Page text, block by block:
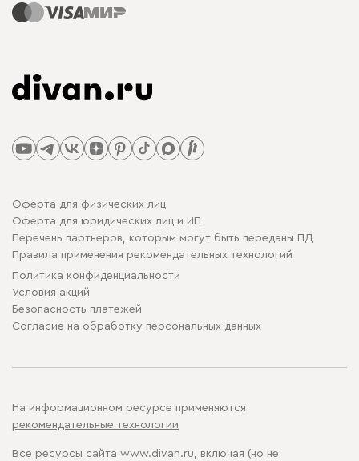
Оферта для физических лиц
Оферта для юридических лиц и ИП
Перечень партнеров, которым могут быть переданы ПД
Правила применения рекомендательных технологий
Политика конфиденциальности
Условия акций
Безопасность платежей
Cогласие на обработку персональных данных
На информационном ресурсе применяются
рекомендательные технологии
Все ресурсы сайта www.divan.ru, включая (но не